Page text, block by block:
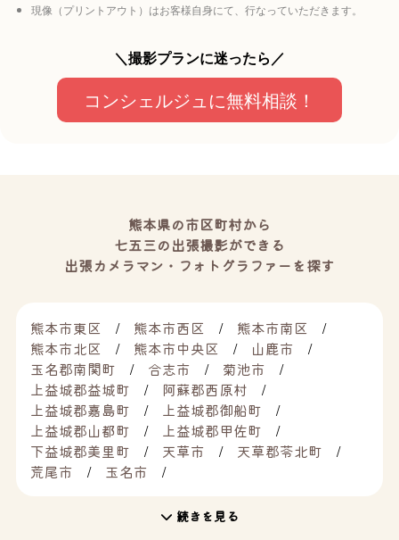
現像（プリントアウト）はお客様自身にて、行なっていただきます。
＼撮影プランに迷ったら／
コンシェルジュに無料相談！
熊本県の市区町村から
七五三の出張撮影ができる
出張カメラマン・フォトグラファーを探す
熊本市東区 熊本市西区
熊本市南区
熊本市北区
熊本市中央区
山鹿市
玉名郡南関町
合志市
菊池市
上益城郡益城町
阿蘇郡西原村
上益城郡嘉島町
上益城郡御船町
上益城郡山都町
上益城郡甲佐町
下益城郡美里町
天草市
天草郡苓北町
荒尾市
玉名市
続きを見る